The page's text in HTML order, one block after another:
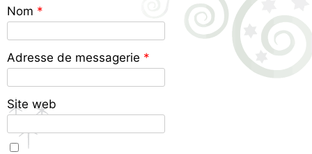
Nom *
Adresse de messagerie *
Site web